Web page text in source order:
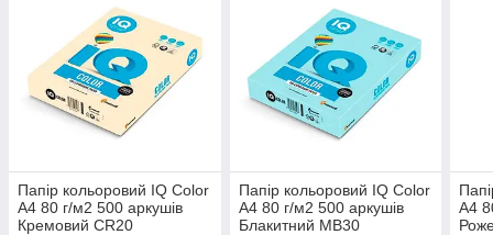
Папір кольоровий IQ Color
A4 80 г/м2 500 аркушів
Кремовий CR20
Папір кольоровий IQ Color
A4 80 г/м2 500 аркушів
Блакитний MB30
A4